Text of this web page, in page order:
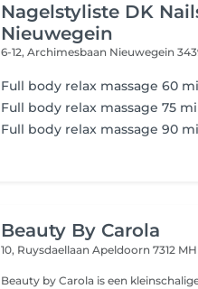
Nagelstyliste DK
Nieuwegein
6-12, Archimesbaan Nieuwegein
Full body relax massage 60
Full body relax massage 75
Full body relax massage 90
Beauty By Carola
10, RuysdaellaanApeldoorn 7312 MH
Beauty by Carola is een